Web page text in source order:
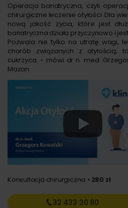
Operacja bariatryczna, czyli
chirurgiczne leczenie otyłości. Dla
nową jakość życia, które jest
bariatryczna działa przyczynowo i
Pozwala nie tylko na utratę wagi,
chorób związanych z otyłością,
cukrzyca. - mówi dr n. med.
Mazan.
Konsultacja chirurgiczna 280 zł
32 433 30 80